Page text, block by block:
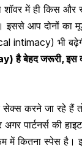
में हीकिस और
आप दोनों का
intimacy) भी
है बेहद जरूरी, इस
सेक्स करने जा रहे हैं
पार्टनर्स की
में कितना स्पेस है।